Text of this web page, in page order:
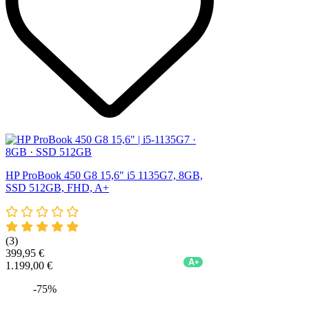
HP ProBook 450 G8 15,6" i5 1135G7, 8GB,
SSD 512GB, FHD, A+
(3)
399,95 €
1.199,00 €
A+
-75%